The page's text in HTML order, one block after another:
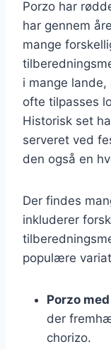
Porzo har
har gennem
mange
i mange lande,
ofte tilpasses
Historisk set
serveret ved
den også en
Der findes
inkluderer
populære
Porzo
der
chorizo.